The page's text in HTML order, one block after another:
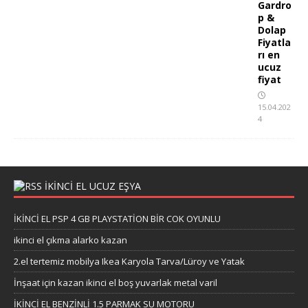
Gardro
p &
Dolap
Fiyatla
rı en
ucuz
fiyat
15.04.202
4
İKİNCİ EL UCUZ EŞYA
İKİNCİ EL PSP 4 GB PLAYSTATİON BİR COK OYUNLU
ikinci el çıkma alarko kazan
2.el tertemiz mobilya Ikea Karyola Tarva/Lüroy ve Yatak
İnşaat için kazan ikinci el boş yuvarlak metal varil
İKİNCİ EL BENZİNLİ 1.5 PARMAK SU MOTORU